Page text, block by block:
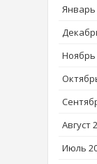
Январь
Ноябрь
Август
Июль